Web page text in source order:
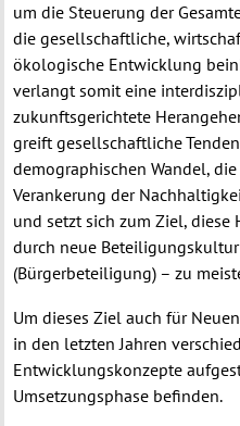
um die Steuerung der
die gesellschaftliche,
ökologische Entwicklung
verlangt somit eine
zukunftsgerichtete
greift gesellschaftliche
demographischen Wandel,
Verankerung der
und setzt sich zum Ziel, diese
durch neue
(Bürgerbeteiligung) – zu
Um dieses Ziel auch für
in den letzten Jahren
Entwicklungskonzepte
Umsetzungsphase befinden.